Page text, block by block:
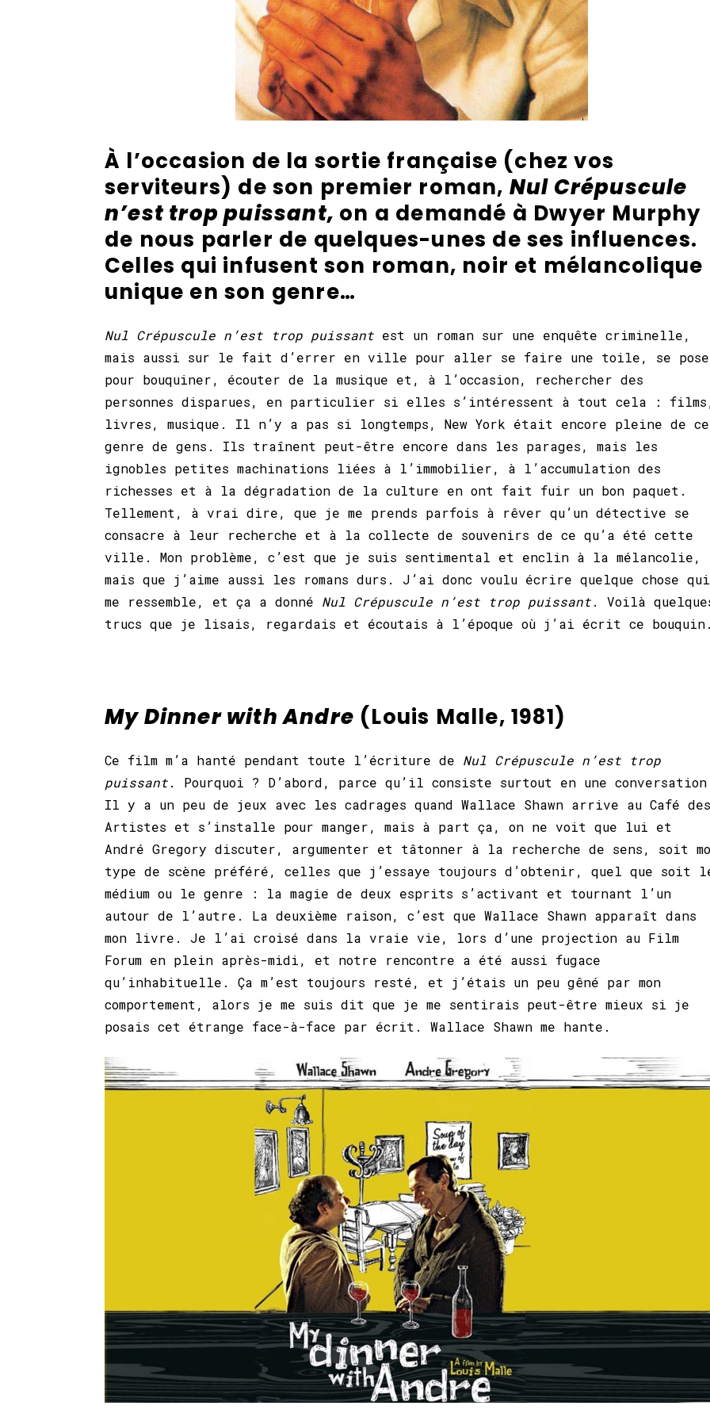
À l’occasion de la sortie française (chez vos
serviteurs) de son premier roman, Nul Crépuscule
n’est trop puissant, on a demandé à Dwyer Murphy
de nous parler de quelques-unes de ses influences.
Celles qui infusent son roman, noir et mélancolique
unique en son genre…
Nul Crépuscule n’est trop puissant est un roman sur une enquête criminelle,
mais aussi sur le fait d’errer en ville pour aller se faire une toile, se
pour bouquiner, écouter de la musique et, à l’occasion, rechercher des
personnes disparues, en particulier si elles s’intéressent à tout cela :
livres, musique. Il n’y a pas si longtemps, New York était encore pleine de ce
genre de gens. Ils traînent peut-être encore dans les parages, mais les
ignobles petites machinations liées à l’immobilier, à l’accumulation des
richesses et à la dégradation de la culture en ont fait fuir un bon paquet.
Tellement, à vrai dire, que je me prends parfois à rêver qu’un détective se
consacre à leur recherche et à la collecte de souvenirs de ce qu’a été cette
ville. Mon problème, c’est que je suis sentimental et enclin à la mélancolie,
mais que j’aime aussi les romans durs. J’ai donc voulu écrire quelque chose qui
me ressemble, et ça a donné Nul Crépuscule n’est trop puissant. Voilà
trucs que je lisais, regardais et écoutais à l’époque où j’ai écrit ce bouquin.
My Dinner with Andre (Louis Malle, 1981)
Ce film m’a hanté pendant toute l’écriture de Nul Crépuscule n’est trop
puissant. Pourquoi ? D’abord, parce qu’il consiste surtout en une
Il y a un peu de jeux avec les cadrages quand Wallace Shawn arrive au Café des
Artistes et s’installe pour manger, mais à part ça, on ne voit que lui et
André Gregory discuter, argumenter et tâtonner à la recherche de sens, soit
type de scène préféré, celles que j’essaye toujours d’obtenir, quel que soit
médium ou le genre : la magie de deux esprits s’activant et tournant l’un
autour de l’autre. La deuxième raison, c’est que Wallace Shawn apparaît dans
mon livre. Je l’ai croisé dans la vraie vie, lors d’une projection au Film
Forum en plein après-midi, et notre rencontre a été aussi fugace
qu’inhabituelle. Ça m’est toujours resté, et j’étais un peu gêné par mon
comportement, alors je me suis dit que je me sentirais peut-être mieux si je
posais cet étrange face-à-face par écrit. Wallace Shawn me hante.